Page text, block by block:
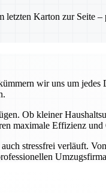
Karton zur Seite
wir uns um
Ob kleiner
maximale Effizienz und
stressfrei verläuft.